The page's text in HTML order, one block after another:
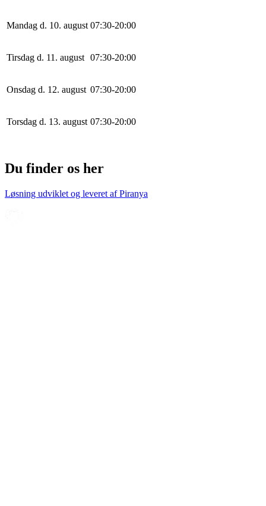
Mandag d. 10. august 07:30-20:00
Tirsdag d. 11. august 07:30-20:00
Onsdag d. 12. august 07:30-20:00
Torsdag d. 13. august 07:30-20:00
Du finder os her
Løsning udviklet og leveret afPiranya